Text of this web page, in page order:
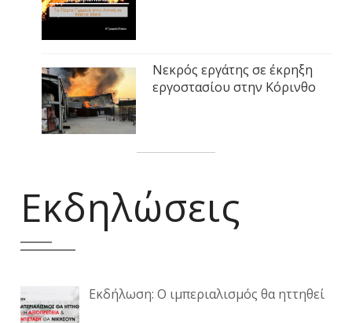
Νεκρός εργάτης σε έκρηξη
εργοστασίου στην Κόρινθο
Εκδηλώσεις
Εκδήλωση: Ο ιμπεριαλισμός θα ηττηθεί